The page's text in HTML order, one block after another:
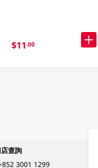
$11.00
查詢
3001 1299